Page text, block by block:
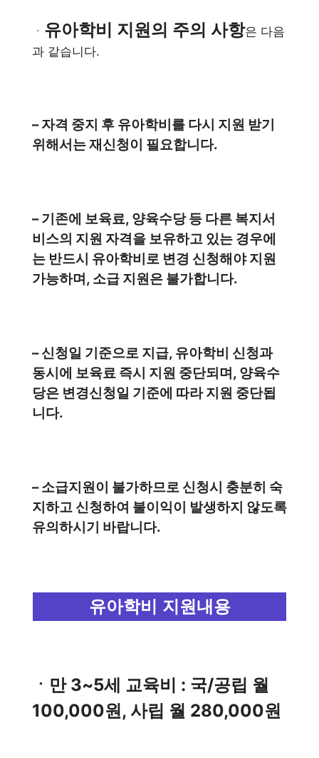
ㆍ 유아학비 지원의 주의 사항은 다음
과 같습니다.
– 자격 중지 후 유아학비를 다시 지원 받기
위해서는 재신청이 필요합니다.
– 기존에 보육료, 양육수당 등 다른 복지서
비스의 지원 자격을 보유하고 있는 경우에
는 반드시 유아학비로 변경 신청해야 지원
가능하며, 소급 지원은 불가합니다.
– 신청일 기준으로 지급, 유아학비 신청과
동시에 보육료 즉시 지원 중단되며, 양육수
당은 변경신청일 기준에 따라 지원 중단됩
니다.
– 소급지원이 불가하므로 신청시 충분히 숙
지하고 신청하여 불이익이 발생하지 않도록
유의하시기 바랍니다.
유아학비 지원내용
ㆍ만 3~5세 교육비 : 국/공립 월
100,000원, 사립 월 280,000원